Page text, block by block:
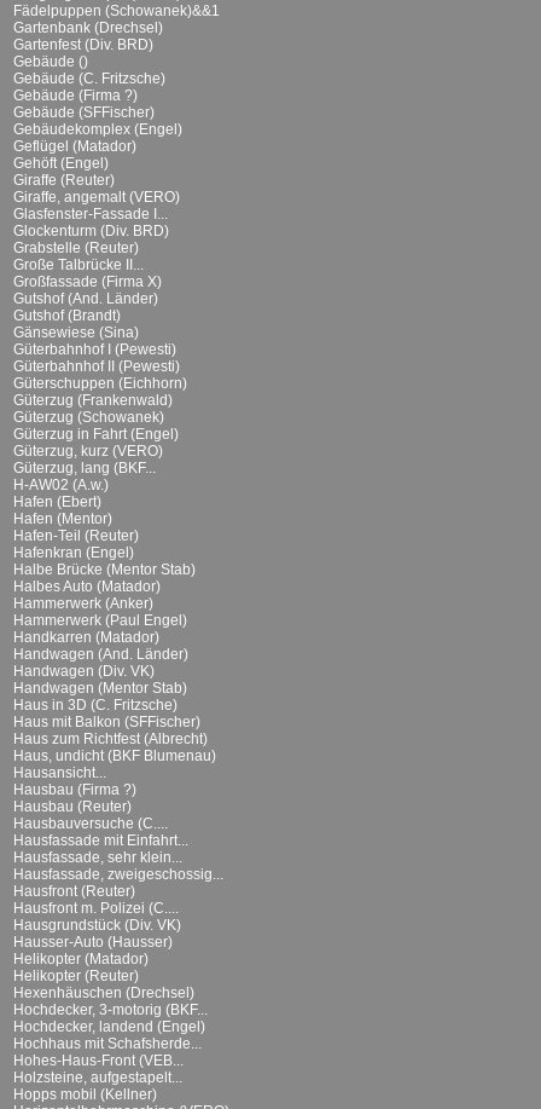
Fädelpuppen (Schowanek)&&1
Gartenbank (Drechsel)
Gartenfest (Div. BRD)
Gebäude ()
Gebäude (C. Fritzsche)
Gebäude (Firma ?)
Gebäude (SFFischer)
Gebäudekomplex (Engel)
Geflügel (Matador)
Gehöft (Engel)
Giraffe (Reuter)
Giraffe, angemalt (VERO)
Glasfenster-Fassade I...
Glockenturm (Div. BRD)
Grabstelle (Reuter)
Große Talbrücke II...
Großfassade (Firma X)
Gutshof (And. Länder)
Gutshof (Brandt)
Gänsewiese (Sina)
Güterbahnhof I (Pewesti)
Güterbahnhof II (Pewesti)
Güterschuppen (Eichhorn)
Güterzug (Frankenwald)
Güterzug (Schowanek)
Güterzug in Fahrt (Engel)
Güterzug, kurz (VERO)
Güterzug, lang (BKF...
H-AW02 (A.w.)
Hafen (Ebert)
Hafen (Mentor)
Hafen-Teil (Reuter)
Hafenkran (Engel)
Halbe Brücke (Mentor Stab)
Halbes Auto (Matador)
Hammerwerk (Anker)
Hammerwerk (Paul Engel)
Handkarren (Matador)
Handwagen (And. Länder)
Handwagen (Div. VK)
Handwagen (Mentor Stab)
Haus in 3D (C. Fritzsche)
Haus mit Balkon (SFFischer)
Haus zum Richtfest (Albrecht)
Haus, undicht (BKF Blumenau)
Hausansicht...
Hausbau (Firma ?)
Hausbau (Reuter)
Hausbauversuche (C....
Hausfassade mit Einfahrt...
Hausfassade, sehr klein...
Hausfassade, zweigeschossig...
Hausfront (Reuter)
Hausfront m. Polizei (C....
Hausgrundstück (Div. VK)
Hausser-Auto (Hausser)
Helikopter (Matador)
Helikopter (Reuter)
Hexenhäuschen (Drechsel)
Hochdecker, 3-motorig (BKF...
Hochdecker, landend (Engel)
Hochhaus mit Schafsherde...
Hohes-Haus-Front (VEB...
Holzsteine, aufgestapelt...
Hopps mobil (Kellner)